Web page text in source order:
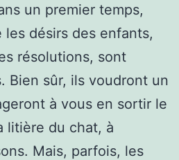
un premier temps,
désirs des enfants,
résolutions, sont
Bien sûr, ils voudront un
à vous en sortir le
litière du chat, à
Mais, parfois, les